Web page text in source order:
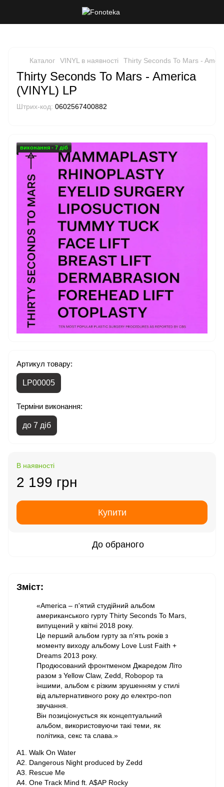
Каталог VINYL в наявності Thirty Seconds To Mars -
Thirty Seconds To Mars - America
(VINYL) LP
Штрих-код: 0602567400882
виконання - 7 діб
Артикул товару:
LP00005
Терміни виконання:
до 7 діб
В наявності
2 199 грн
Купити
До обраного
Зміст:
«America – п'ятий студійний альбом
американського гурту Thirty Seconds To Mars,
випущений у квітні 2018 року.
Це перший альбом гурту за п'ять років з
моменту виходу альбому Love Lust Faith +
Dreams 2013 року.
Продюсований фронтменом Джаредом Літо
разом з Yellow Claw, Zedd, Robopop та
іншими, альбом є різким зрушенням у стилі
від альтернативного року до електро-поп
звучання.
Він позиціонується як концептуальний
альбом, використовуючи такі теми, як
політика, секс та слава.»
A1. Walk On Water
A2. Dangerous Night produced by Zedd
A3. Rescue Me
A4. One Track Mind ft. A$AP Rocky